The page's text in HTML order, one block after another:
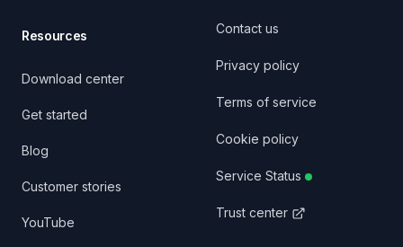
Resources
Download center
Get started
Blog
Customer stories
YouTube
Contact us
Privacy policy
Terms of service
Cookie policy
Service Status
Trust center